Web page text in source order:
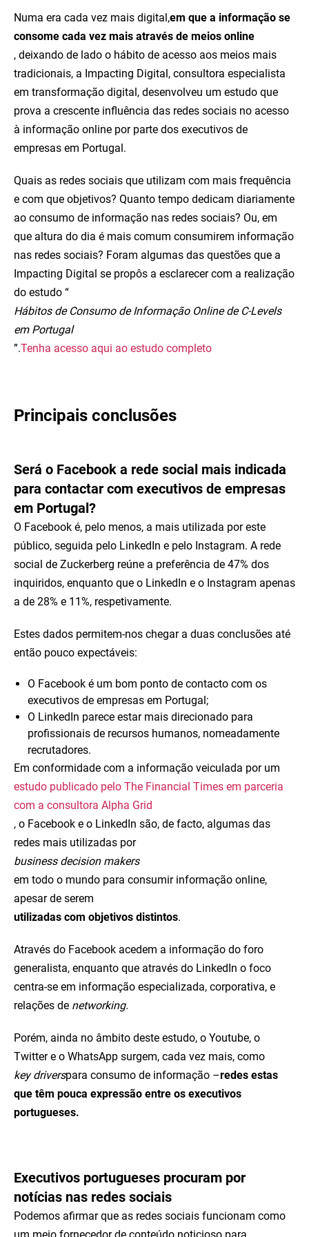
Numa era cada vez mais digital,em que a informação se
consome cada vez mais através de meios online
, deixando de lado o hábito de acesso aos meios mais
tradicionais, a Impacting Digital, consultora especialista
em transformação digital, desenvolveu um estudo que
prova a crescente influência das redes sociais no acesso
à informação online por parte dos executivos de
empresas em Portugal.
Quais as redes sociais que utilizam com mais frequência
e com que objetivos? Quanto tempo dedicam diariamente
ao consumo de informação nas redes sociais? Ou, em
que altura do dia é mais comum consumirem informação
nas redes sociais? Foram algumas das questões que a
Impacting Digital se propôs a esclarecer com a realização
do estudo “
Hábitos de Consumo de Informação Online de C-Levels
em Portugal
”.Tenha acesso aqui ao estudo completo
Principais conclusões
Será o Facebook a rede social mais indicada
para contactar com executivos de empresas
em Portugal?
O Facebook é, pelo menos, a mais utilizada por este
público, seguida pelo LinkedIn e pelo Instagram. A rede
social de Zuckerberg reúne a preferência de 47% dos
inquiridos, enquanto que o LinkedIn e o Instagram apenas
a de 28% e 11%, respetivamente.
Estes dados permitem-nos chegar a duas conclusões até
então pouco expectáveis:
O Facebook é um bom ponto de contacto com os
executivos de empresas em Portugal;
O LinkedIn parece estar mais direcionado para
profissionais de recursos humanos, nomeadamente
recrutadores.
Em conformidade com a informação veiculada por um
estudo publicado pelo The Financial Times em parceria
com a consultora Alpha Grid
, o Facebook e o LinkedIn são, de facto, algumas das
redes mais utilizadas por
business decision makers
em todo o mundo para consumir informação online,
apesar de serem
utilizadas com objetivos distintos.
Através do Facebook acedem a informação do foro
generalista, enquanto que através do LinkedIn o foco
centra-se em informação especializada, corporativa, e
relações de networking.
Porém, ainda no âmbito deste estudo, o Youtube, o
Twitter e o WhatsApp surgem, cada vez mais, como
key driverspara consumo de informação –redes estas
que têm pouca expressão entre os executivos
portugueses.
Executivos portugueses procuram por
notícias nas redes sociais
Podemos afirmar que as redes sociais funcionam como